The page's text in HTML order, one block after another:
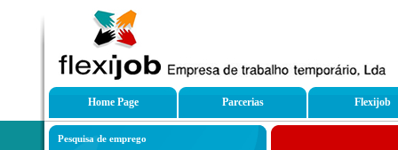
Home Page Parcerias Flexijob
Pesquisa de emprego